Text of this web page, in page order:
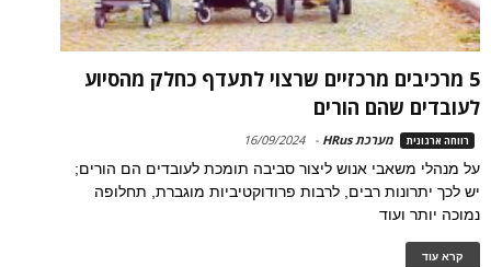
5 מרכיבים מרכזיים שרצוי לתעדף כחלק מהסיוע
לעובדים שהם הורים
רווחה ארגונית מערכת HRus -
16/09/2024
על מנהלי משאבי אנוש ליצור סביבה תומכת לעובדים הם הורים;
יש לכך יתרונות רבים, לרבות פרודוקטיביות מוגברת, תחלופה
נמוכה יותר ועוד
קרא עוד